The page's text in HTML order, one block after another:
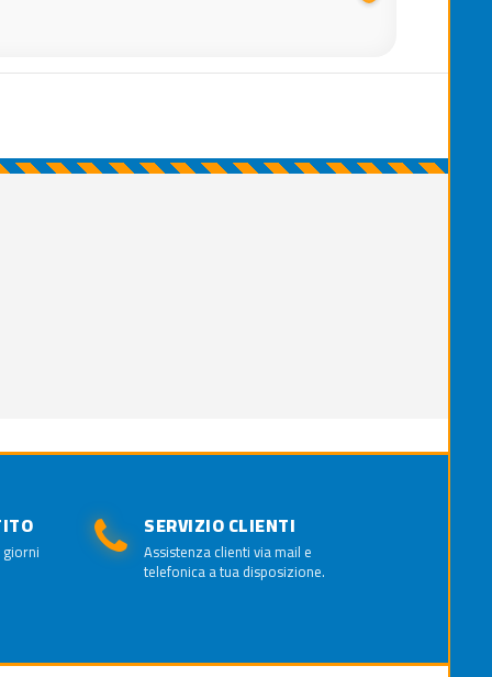
SERVIZIO CLIENTI
Assistenza clienti via mail e
telefonica a tua disposizione.